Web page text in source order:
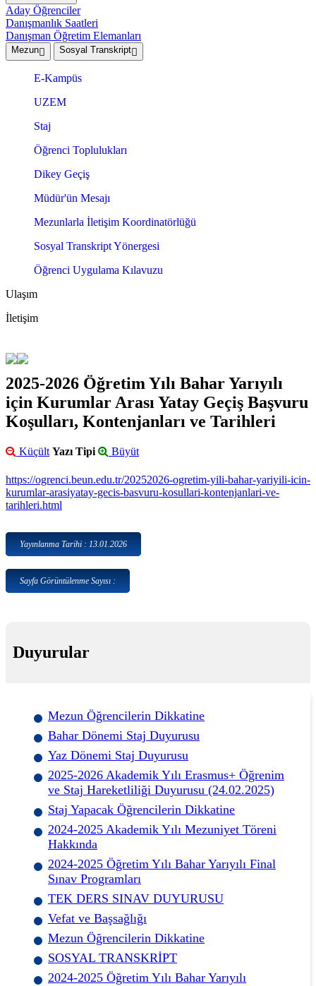
Aday Öğrenciler
Danışmanlık Saatleri
Danışman Öğretim Elemanları
Mezun Sosyal Transkript
E-Kampüs
UZEM
Staj
Öğrenci Toplulukları
Dikey Geçiş
Müdür'ün Mesajı
Mezunlarla İletişim Koordinatörlüğü
Sosyal Transkript Yönergesi
Öğrenci Uygulama Kılavuzu
Ulaşım
İletişim
2025-2026 Öğretim Yılı Bahar Yarıyılı
için Kurumlar Arası Yatay Geçiş Başvuru
Koşulları, Kontenjanları ve Tarihleri
Küçült Yazı Tipi Büyüt
https://ogrenci.beun.edu.tr/20252026-ogretim-yili-bahar-yariyili-icin-
kurumlar-arasiyatay-gecis-basvuru-kosullari-kontenjanlari-ve-
tarihleri.html
Yayınlanma Tarihi : 13.01.2026
Sayfa Görüntülenme Sayısı :
Duyurular
Mezun Öğrencilerin Dikkatine
Bahar Dönemi Staj Duyurusu
Yaz Dönemi Staj Duyurusu
2025-2026 Akademik Yılı Erasmus+ Öğrenim
ve Staj Hareketliliği Duyurusu (24.02.2025)
Staj Yapacak Öğrencilerin Dikkatine
2024-2025 Akademik Yılı Mezuniyet Töreni
Hakkında
2024-2025 Öğretim Yılı Bahar Yarıyılı Final
Sınav Programları
TEK DERS SINAV DUYURUSU
Vefat ve Başsağlığı
Mezun Öğrencilerin Dikkatine
SOSYAL TRANSKRİPT
2024-2025 Öğretim Yılı Bahar Yarıyılı